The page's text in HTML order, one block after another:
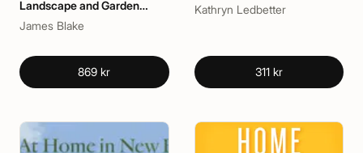
Landscape and Garden
Design
James Blake
869 kr
Kathryn Ledbetter
311 kr